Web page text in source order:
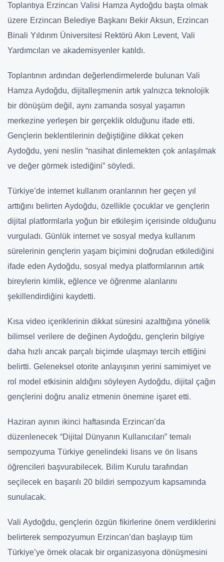
Toplantıya Erzincan Valisi Hamza Aydoğdu başta olmak
üzere Erzincan Belediye Başkanı Bekir Aksun, Erzincan
Binali Yıldırım Üniversitesi Rektörü Akın Levent, Vali
Yardımcıları ve akademisyenler katıldı.
Toplantının ardından değerlendirmelerde bulunan Vali
Hamza Aydoğdu, dijitalleşmenin artık yalnızca teknolojik
bir dönüşüm değil, aynı zamanda sosyal yaşamın
merkezine yerleşen bir gerçeklik olduğunu ifade etti.
Gençlerin beklentilerinin değiştiğine dikkat çeken
Aydoğdu, yeni neslin “nasihat dinlemekten çok anlaşılmak
ve değer görmek istediğini” söyledi.
Türkiye’de internet kullanım oranlarının her geçen yıl
arttığını belirten Aydoğdu, özellikle çocuklar ve gençlerin
dijital platformlarla yoğun bir etkileşim içerisinde olduğunu
vurguladı. Günlük internet ve sosyal medya kullanım
sürelerinin gençlerin yaşam biçimini doğrudan etkilediğini
ifade eden Aydoğdu, sosyal medya platformlarının artık
bireylerin kimlik, eğlence ve öğrenme alanlarını
şekillendirdiğini kaydetti.
Kısa video içeriklerinin dikkat süresini azalttığına yönelik
bilimsel verilere de değinen Aydoğdu, gençlerin bilgiye
daha hızlı ancak parçalı biçimde ulaşmayı tercih ettiğini
belirtti. Geleneksel otorite anlayışının yerini samimiyet ve
rol model etkisinin aldığını söyleyen Aydoğdu, dijital çağın
gençlerini doğru analiz etmenin önemine işaret etti.
Haziran ayının ikinci haftasında Erzincan’da
düzenlenecek “Dijital Dünyanın Kullanıcıları” temalı
sempozyuma Türkiye genelindeki lisans ve ön lisans
öğrencileri başvurabilecek. Bilim Kurulu tarafından
seçilecek en başarılı 20 bildiri sempozyum kapsamında
sunulacak.
Vali Aydoğdu, gençlerin özgün fikirlerine önem verdiklerini
belirterek sempozyumun Erzincan’dan başlayıp tüm
Türkiye’ye örnek olacak bir organizasyona dönüşmesini